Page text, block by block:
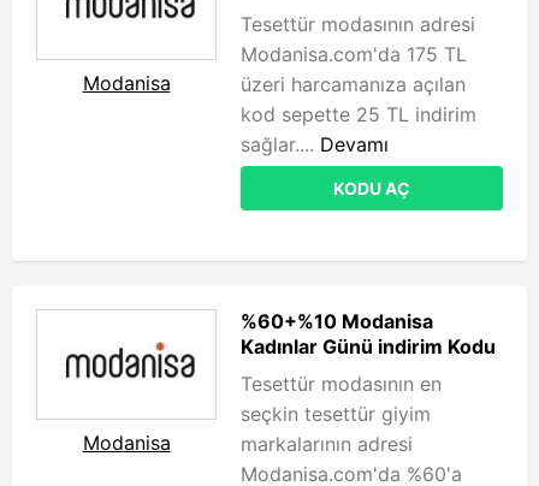
Modanisa
Tesettür modasının adresi
Modanisa.com'da 175 TL
üzeri harcamanıza açılan
kod sepette 25 TL indirim
sağlar.... Devamı
KODU AÇ
Modanisa
%60+%10 Modanisa
Kadınlar Günü indirim Kodu
Tesettür modasının en
seçkin tesettür giyim
markalarının adresi
Modanisa.com'da %60'a